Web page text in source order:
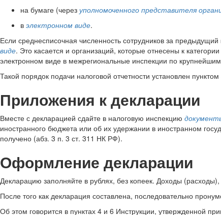
на бумаге (через уполномоченного представителя
в электронном виде.
Если среднесписочная численность сотрудников за
виде. Это касается и организаций, которые отнесены к категории
электронном виде в межрегиональные инспекции по
Такой порядок подачи налоговой отчетности установлен
Приложения к декларации
Вместе с декларацией сдайте в налоговую инспекцию
иностранного бюджета или об их удержании в иностранном
получено (абз. 3 п. 3 ст. 311 НК РФ).
Оформление декларации
Декларацию заполняйте в рублях, без копеек. Доходы
После того как декларация составлена, последовательно
Об этом говорится в пунктах 4 и 6 Инструкции,